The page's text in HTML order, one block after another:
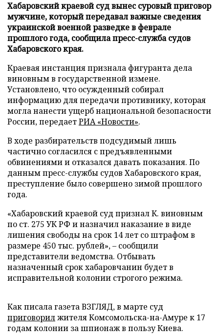
Хабаровский краевой суд вынес суровый приговор
мужчине, который передавал важные сведения
украинской военной разведке в феврале
прошлого года, сообщила пресс-служба судов
Хабаровского края.
Краевая инстанция признала фигуранта дела
виновным в государственной измене.
Установлено, что осужденный собирал
информацию для передачи противнику, которая
могла нанести ущерб национальной безопасности
России, передаетРИА «Новости».
В ходе разбирательств подсудимый лишь
частично согласился с предъявленными
обвинениями и отказался давать показания. По
данным пресс-службы судов Хабаровского края,
преступление было совершено зимой прошлого
года.
«Хабаровский краевой суд признал К. виновным
по ст. 275 УК РФ и назначил наказание в виде
лишения свободы на срок 14 лет со штрафом в
размере 450 тыс. рублей», – сообщили
представители ведомства. Отбывать
назначенный срок хабаровчанин будет в
исправительной колонии строгого режима.
Как писала газета ВЗГЛЯД, в марте суд
приговорилжителя Комсомольска-на-Амуре к 17
годам колонии за шпионаж в пользу Киева.